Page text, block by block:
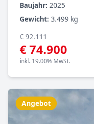
Baujahr: 2025
Gewicht: 3.499 kg
€ 92.111
€ 74.900
inkl. 19.00% MwSt.
Angebot